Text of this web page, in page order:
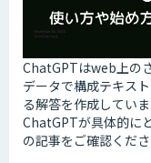
ChatGPTはweb上の
データで構成テキス
る解答を作成していま
ChatGPTが具体的に
の記事をご確認くださ